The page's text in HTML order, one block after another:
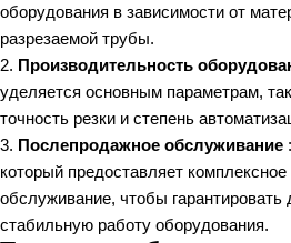
оборудования в зависимости от
разрезаемой трубы.
2. Производительность
уделяется основным параметрам,
точность резки и степень
3. Послепродажное обслуживание
который предоставляет
обслуживание, чтобы гарантировать
стабильную работу оборудования.